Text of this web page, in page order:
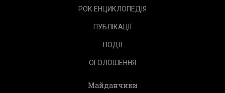
РОК.ЕНЦИКЛОПЕДІЯ
ПУБЛІКАЦІЇ
ПОДІЇ
ОГОЛОШЕННЯ
Майданчики